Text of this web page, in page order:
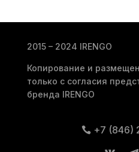
2015 – 2024 IRENGO
Копирование и
только с согласия
бренда IRENGO
+7 (846)